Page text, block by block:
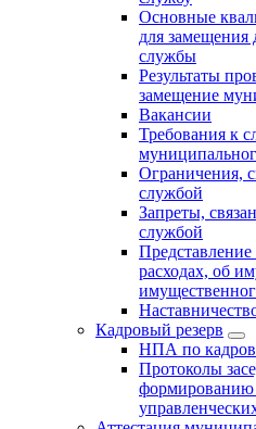
Основные
для
службы
Результаты
замещение
Вакансии
Требования к
Ограничения,
службой
Запреты,
службой
Представление
расходах, об
Кадровый резерв
НПА по
Протоколы
формированию